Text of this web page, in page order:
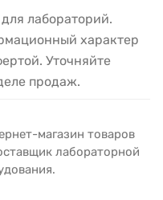
лабораторий.
характер
Уточняйте
продаж.
магазин товаров
лабораторной